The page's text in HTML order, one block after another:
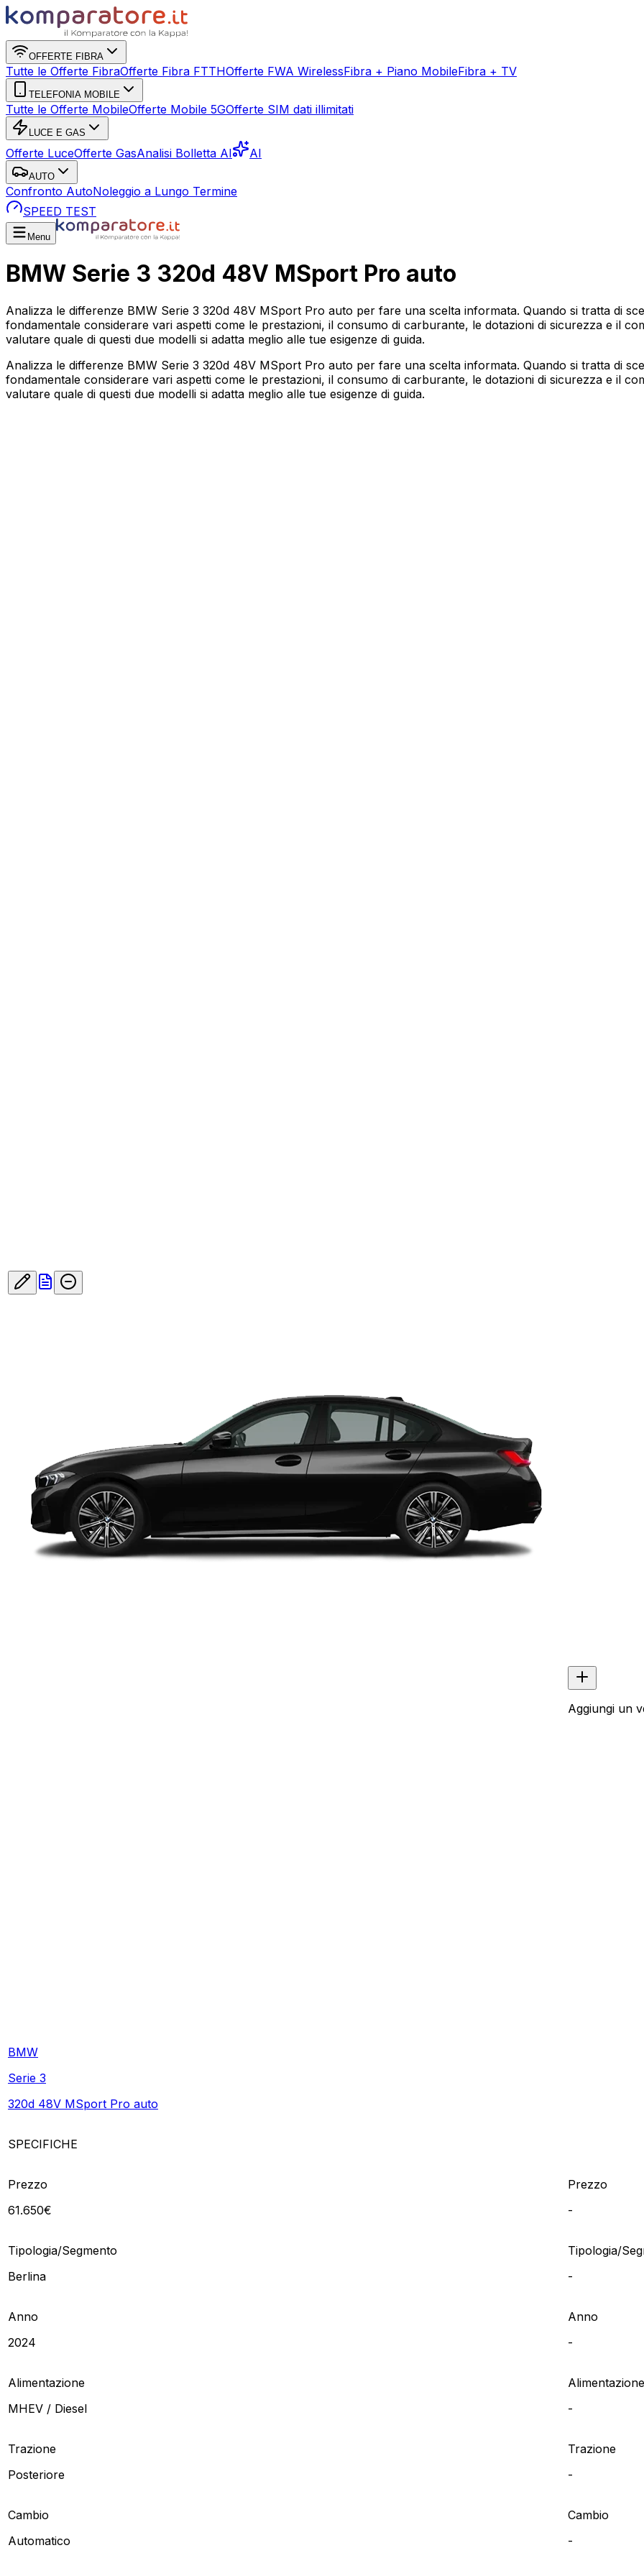
OFFERTE FIBRA
Tutte le Offerte FibraOfferte Fibra FTTHOfferte FWA WirelessFibra + Piano MobileFibra + TV
TELEFONIA MOBILE
Tutte le Offerte MobileOfferte Mobile 5GOfferte SIM dati illimitati
LUCE E GAS
Offerte LuceOfferte GasAnalisi Bolletta AI AI
AUTO
Confronto AutoNoleggio a Lungo Termine
SPEED TEST
Menu
BMW Serie 3 320d 48V MSport Pro auto
Analizza le differenze BMW Serie 3 320d 48V MSport Pro auto per fare una scelta informata. Quando si tratta di
fondamentale considerare vari aspetti come le prestazioni, il consumo di carburante, le dotazioni di sicurezza e il
valutare quale di questi due modelli si adatta meglio alle tue esigenze di guida.
Analizza le differenze BMW Serie 3 320d 48V MSport Pro auto per fare una scelta informata. Quando si tratta di
fondamentale considerare vari aspetti come le prestazioni, il consumo di carburante, le dotazioni di sicurezza e il
valutare quale di questi due modelli si adatta meglio alle tue esigenze di guida.
BMW
Serie 3
320d 48V MSport Pro auto
Aggiungi un
SPECIFICHE
Prezzo
61.650€
Prezzo
-
Tipologia/Segmento
Berlina
Tipologia/
-
Anno
2024
Anno
-
Alimentazione
MHEV / Diesel
Alimentazione
-
Trazione
Posteriore
Trazione
-
Cambio
Automatico
Cambio
-